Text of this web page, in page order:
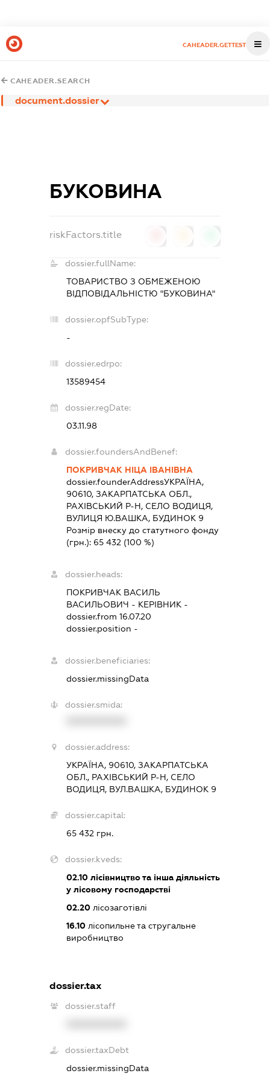
CAHEADER.GETTEST
CAHEADER.SEARCH
document.dossier
БУКОВИНА
riskFactors.title
dossier.fullName:
ТОВАРИСТВО З ОБМЕЖЕНОЮ
ВІДПОВІДАЛЬНІСТЮ "БУКОВИНА"
dossier.opfSubType:
-
dossier.edrpo:
13589454
dossier.regDate:
03.11.98
dossier.foundersAndBenef:
ПОКРИВЧАК НІЦА ІВАНІВНА
dossier.founderAddressУКРАЇНА,
90610, ЗАКАРПАТСЬКА ОБЛ.,
РАХІВСЬКИЙ Р-Н, СЕЛО ВОДИЦЯ,
ВУЛИЦЯ Ю.ВАШКА, БУДИНОК 9
Розмір внеску до статутного фонду
(грн.): 65 432 (100 %)
dossier.heads:
ПОКРИВЧАК ВАСИЛЬ
ВАСИЛЬОВИЧ - КЕРІВНИК -
dossier.from 16.07.20
dossier.position -
dossier.beneficiaries:
dossier.missingData
dossier.smida:
dossier.address:
УКРАЇНА, 90610, ЗАКАРПАТСЬКА
ОБЛ., РАХІВСЬКИЙ Р-Н, СЕЛО
ВОДИЦЯ, ВУЛ.ВАШКА, БУДИНОК 9
dossier.capital:
65 432 грн.
dossier.kveds:
02.10лісівництво та інша діяльність
у лісовому господарстві
02.20лісозаготівлі
16.10лісопильне та стругальне
виробництво
dossier.tax
dossier.staff
dossier.taxDebt
dossier.missingData